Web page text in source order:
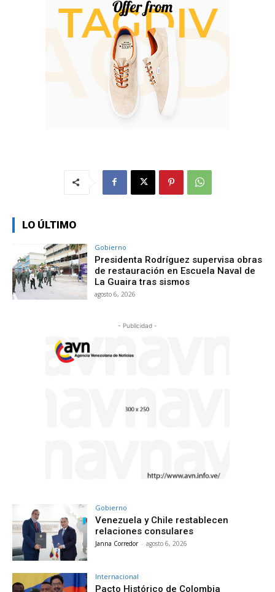
LO ÚLTIMO
Gobierno
Presidenta Rodríguez supervisa obras
de restauración en Escuela Naval de
La Guaira tras sismos
agosto 6, 2026
- Publicidad -
Gobierno
Venezuela y Chile restablecen
relaciones consulares
Janna Corredor - agosto 6, 2026
Internacional
Pacto Histórico de Colombia